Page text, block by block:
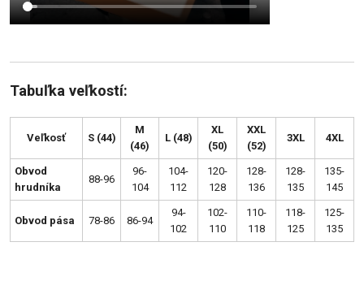
Tabuľka veľkostí:
Veľkosť S (44)
M
(46)
L (48)
XL
(50)
XXL
(52)
3XL 4XL
Obvod
hrudníka
88-96
96-
104
104-
112
120-
128
128-
136
128-
135
135-
145
Obvod pása 78-86 86-94
94-
102
102-
110
110-
118
118-
125
125-
135